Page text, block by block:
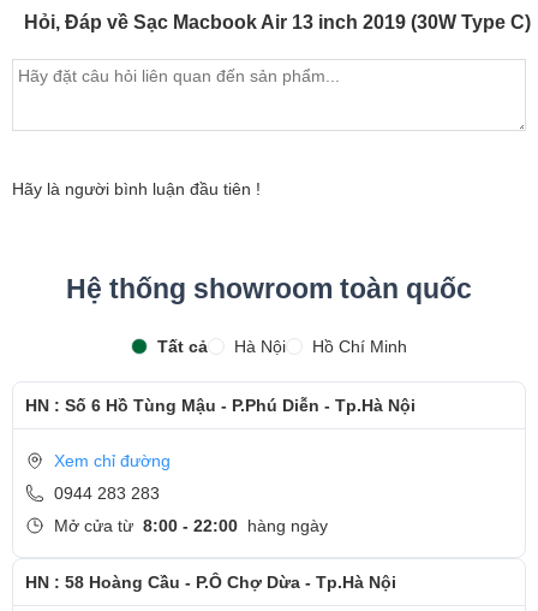
Hỏi, Đáp về Sạc Macbook Air 13 inch 2019 (30W Type C)
Hãy là người bình luận đầu tiên !
Hệ thống showroom toàn quốc
Tất cả Hà Nội Hồ Chí Minh
HN : Số 6 Hồ Tùng Mậu - P.Phú Diễn - Tp.Hà Nội
Xem chỉ đường
0944 283 283
Mở cửa từ 8:00 - 22:00 hàng ngày
HN : 58 Hoàng Cầu - P.Ô Chợ Dừa - Tp.Hà Nội